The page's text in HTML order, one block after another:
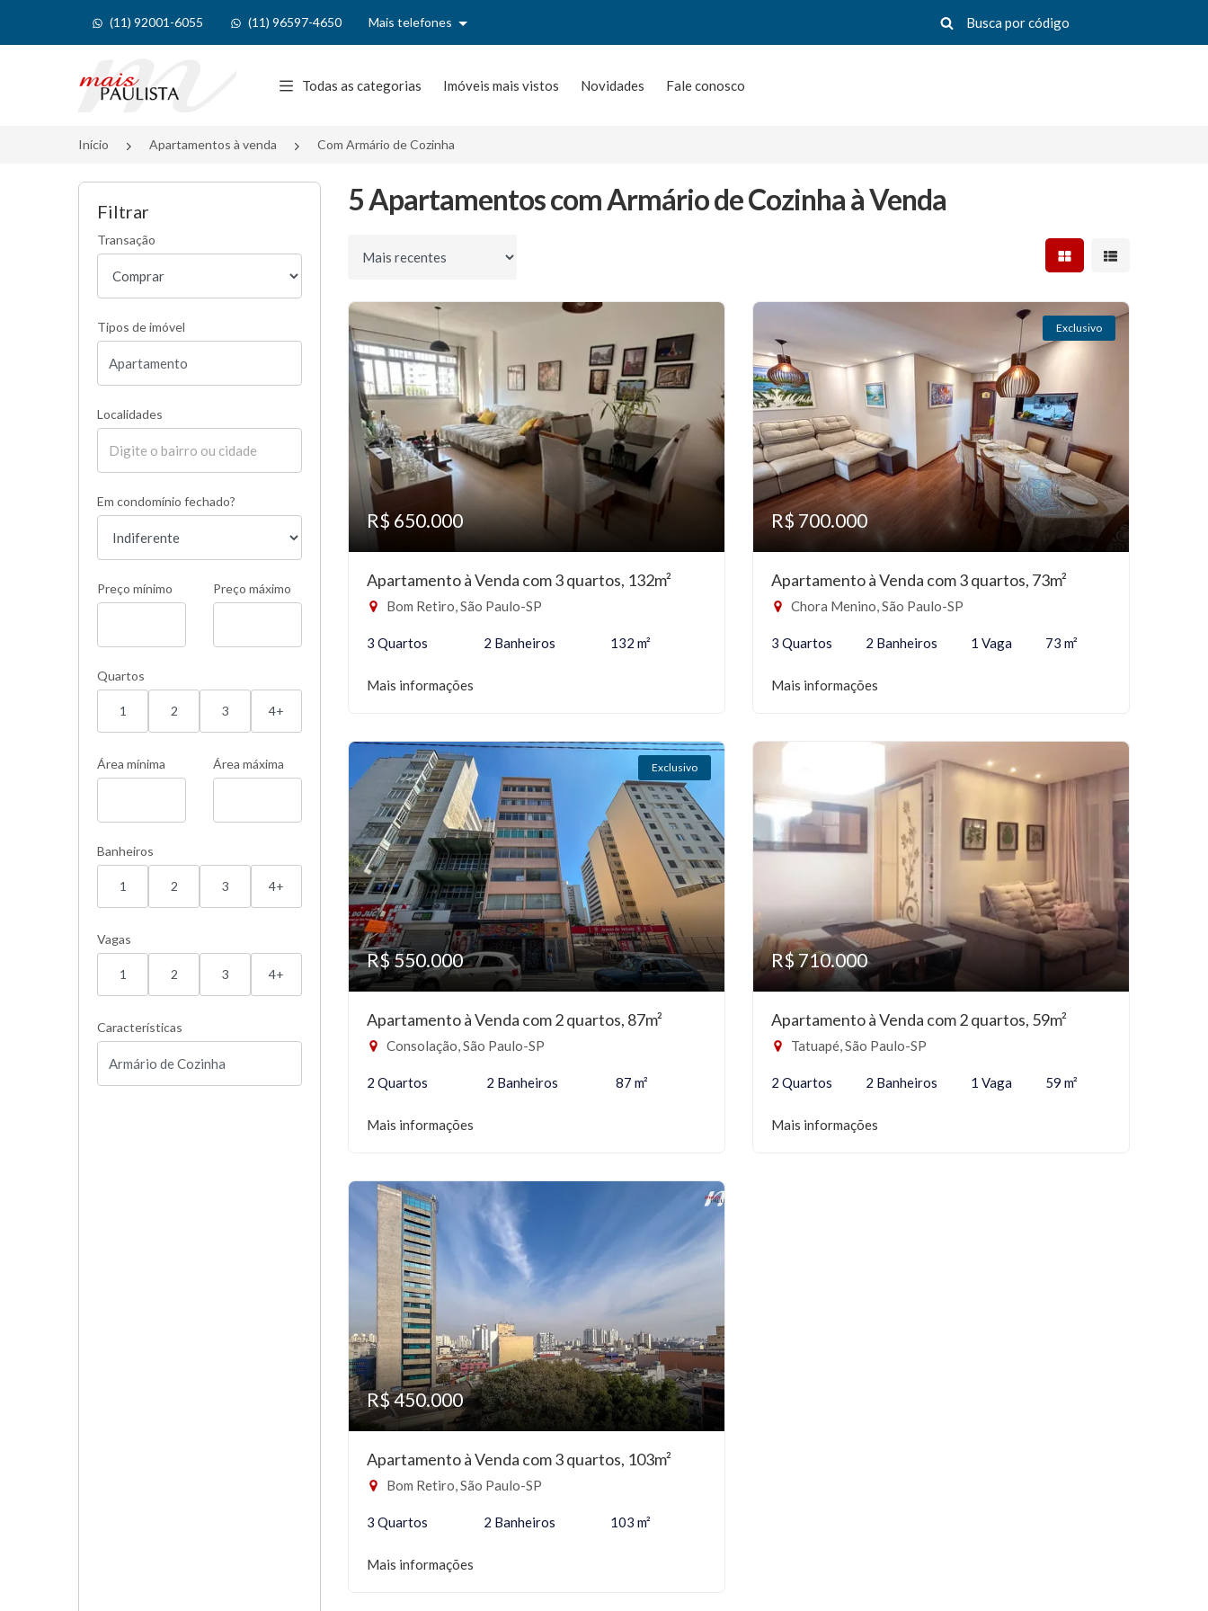
(11) 92001-6055 (11) 96597-4650 Mais telefones
Página inicial
Todas as categorias Imóveis mais vistos Novidades Fale conosco
Início Apartamentos à venda Com Armário de Cozinha
Filtrar
Transação
Tipos de imóvel
Localidades
Em condomínio fechado?
Preço mínimo Preço máximo
Quartos
1 2 3 4+
Área mínima Área máxima
Banheiros
1 2 3 4+
Vagas
1 2 3 4+
Características
5 Apartamentos com Armário de Cozinha à Venda
Ordenar por Mostrar resultados em
Mostrar
R$ 650.000
Apartamento à Venda com 3 quartos, 132m²
Bom Retiro, São Paulo-SP
3 Quartos 2 Banheiros 132 m²
Mais informações
Exclusivo
R$ 700.000
Apartamento à Venda com 3 quartos, 73m²
Chora Menino, São Paulo-SP
3 Quartos 2 Banheiros 1 Vaga 73 m²
Mais informações
Exclusivo
R$ 550.000
Apartamento à Venda com 2 quartos, 87m²
Consolação, São Paulo-SP
2 Quartos 2 Banheiros 87 m²
Mais informações
R$ 710.000
Apartamento à Venda com 2 quartos, 59m²
Tatuapé, São Paulo-SP
2 Quartos 2 Banheiros 1 Vaga 59 m²
Mais informações
R$ 450.000
Apartamento à Venda com 3 quartos, 103m²
Bom Retiro, São Paulo-SP
3 Quartos 2 Banheiros 103 m²
Mais informações